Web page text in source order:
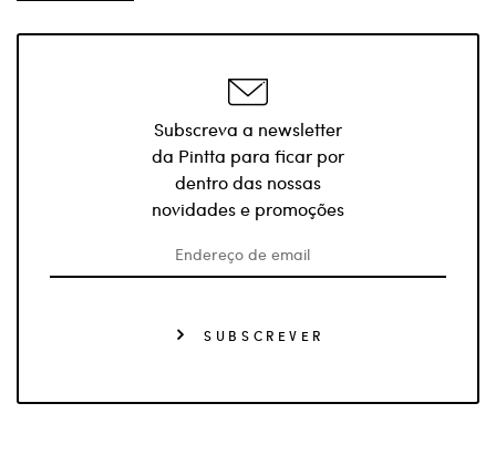
Subscreva a newsletter
da Pintta para ficar por
dentro das nossas
novidades e promoções
SUBSCREVER